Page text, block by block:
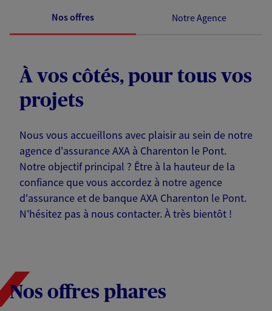
Nos offres Notre Agence
À vos côtés, pour tous vos
projets
Nous vous accueillons avec plaisir au sein de notre
agence d'assurance AXA à Charenton le Pont.
Notre objectif principal ? Être à la hauteur de la
confiance que vous accordez à notre agence
d'assurance et de banque AXA Charenton le Pont.
N'hésitez pas à nous contacter. À très bientôt !
Nos offres phares